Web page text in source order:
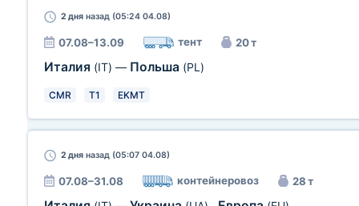
2 дня назад (05:24 04.08)
07.08–13.09 тент 20 т
Италия (IT) — Польша (PL)
CMR T1 EKMT
2 дня назад (05:07 04.08)
07.08–31.08 контейнеровоз 28 т